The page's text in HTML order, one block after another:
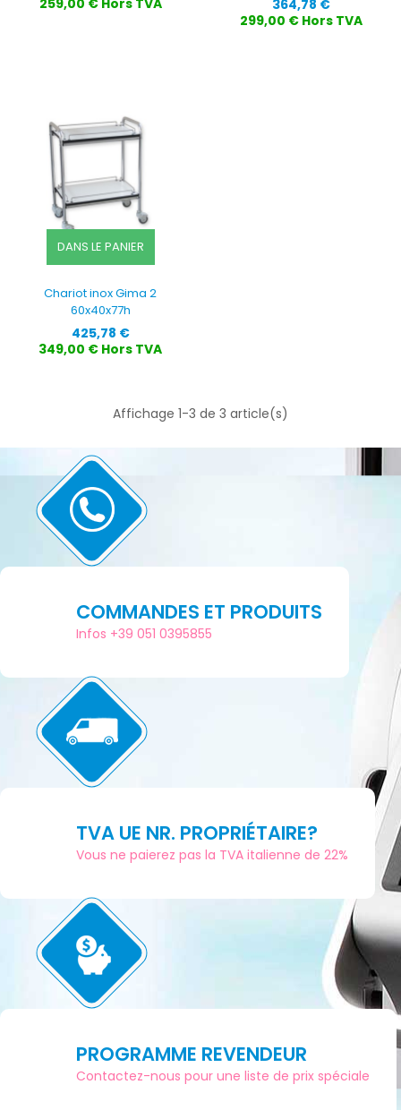
259,00 € Hors TVA
364,78 €
299,00 € Hors TVA
DANS LE PANIER
Chariot inox Gima 2
60x40x77h
Prix
425,78 €
349,00 € Hors TVA
Affichage 1-3 de 3 article(s)
COMMANDES ET PRODUITS
Infos +39 051 0395855
TVA UE NR. PROPRIÉTAIRE?
Vous ne paierez pas la TVA italienne de 22%
PROGRAMME REVENDEUR
Contactez-nous pour une liste de prix spéciale